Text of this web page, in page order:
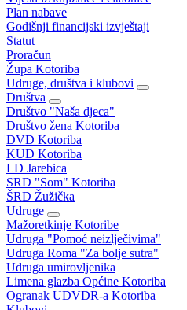
Plan nabave
Godišnji financijski izvještaji
Statut
Proračun
Župa Kotoriba
Udruge, društva i klubovi
Društva
Društvo "Naša djeca"
Društvo žena Kotoriba
DVD Kotoriba
KUD Kotoriba
LD Jarebica
SRD "Som" Kotoriba
ŠRD Žužička
Udruge
Mažoretkinje Kotoribe
Udruga "Pomoć neizlječivima"
Udruga Roma "Za bolje sutra"
Udruga umirovljenika
Limena glazba Općine Kotoriba
Ogranak UDVDR-a Kotoriba